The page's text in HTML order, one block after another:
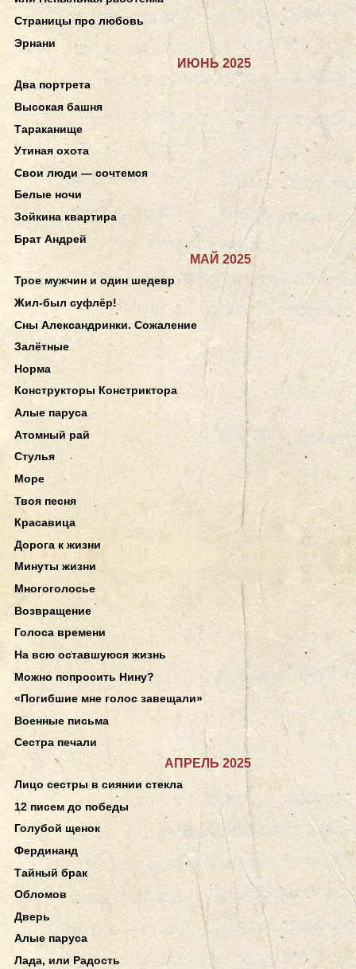
Страницы про любовь
Эрнани
ИЮНЬ 2025
Два портрета
Высокая башня
Тараканище
Утиная охота
Свои люди — сочтемся
Белые ночи
Зойкина квартира
Брат Андрей
МАЙ 2025
Трое мужчин и один шедевр
Жил-был суфлёр!
Сны Александринки. Сожаление
Залётные
Норма
Конструкторы Констриктора
Алые паруса
Атомный рай
Стулья
Море
Твоя песня
Красавица
Дорога к жизни
Минуты жизни
Многоголосье
Возвращение
Голоса времени
На всю оставшуюся жизнь
Можно попросить Нину?
«Погибшие мне голос завещали»
Военные письма
Сестра печали
АПРЕЛЬ 2025
Лицо сестры в сиянии стекла
12 писем до победы
Голубой щенок
Фердинанд
Тайный брак
Обломов
Дверь
Алые паруса
Лада, или Радость